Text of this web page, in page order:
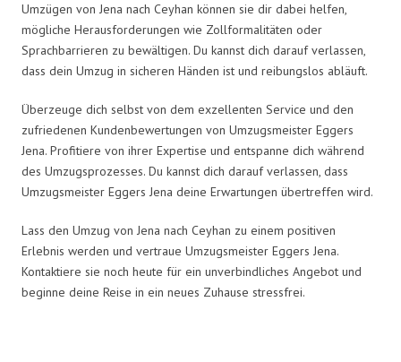
Umzügen von Jena nach Ceyhan können sie dir dabei helfen,
mögliche Herausforderungen wie Zollformalitäten oder
Sprachbarrieren zu bewältigen. Du kannst dich darauf verlassen,
dass dein Umzug in sicheren Händen ist und reibungslos abläuft.
Überzeuge dich selbst von dem exzellenten Service und den
zufriedenen Kundenbewertungen von Umzugsmeister Eggers
Jena. Profitiere von ihrer Expertise und entspanne dich während
des Umzugsprozesses. Du kannst dich darauf verlassen, dass
Umzugsmeister Eggers Jena deine Erwartungen übertreffen wird.
Lass den Umzug von Jena nach Ceyhan zu einem positiven
Erlebnis werden und vertraue Umzugsmeister Eggers Jena.
Kontaktiere sie noch heute für ein unverbindliches Angebot und
beginne deine Reise in ein neues Zuhause stressfrei.